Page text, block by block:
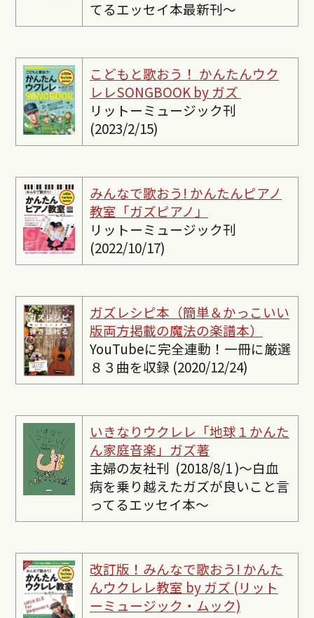
てるエッセイ本最新刊〜
こどもと歌おう！ かんたんウク
レレSONGBOOK by ガズ
リットーミュージック刊
(2023/2/15)
みんなで歌おう! かんたんピアノ
教室「ガズピアノ」
リットーミュージック刊
(2022/10/17)
ガズレシピ本（簡単＆かっこいい
版両方掲載の魔法の楽譜本）
YouTubeに完全連動！一冊に厳選
８３曲を収録 (2020/12/24)
いきなりウクレレ「地球１かんた
ん家庭音楽」ガズ著
主婦の友社刊 (2018/8/1 )〜白血
病を乗り越えたガズが良いこと言
ってるエッセイ本〜
改訂版！みんなで歌おう! かんた
んウクレレ教室 by ガズ (リット
ーミュージック・ムック)